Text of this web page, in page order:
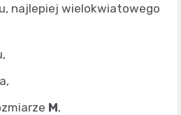
najlepiej wielokwiatowego
M,